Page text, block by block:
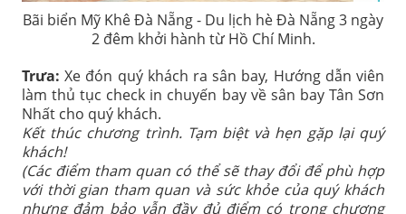
Bãi biển Mỹ Khê Đà Nẵng - Du lịch hè Đà Nẵng 3 ngày
2 đêm khởi hành từ Hồ Chí Minh.
Trưa: Xe đón quý khách ra sân bay, Hướng dẫn viên
làm thủ tục check in chuyến bay về sân bay Tân Sơn
Nhất cho quý khách.
Kết thúc chương trình. Tạm biệt và hẹn gặp lại quý
khách!
(Các điểm tham quan có thể sẽthay đổi để phù hợp
với thời gian tham quan và sức khỏe của quý khách
nhưng đảm bảo vẫn đầy đủ điểm có trong chương